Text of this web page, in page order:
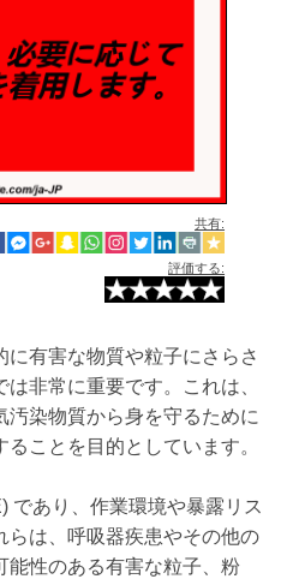
共有:
評価する:
有害な物質や粒子にさらさ
非常に重要です。これは、
染物質から身を守るために
ことを目的としています。
であり、作業環境や暴露リス
らは、呼吸器疾患やその他の
能性のある有害な粒子、粉